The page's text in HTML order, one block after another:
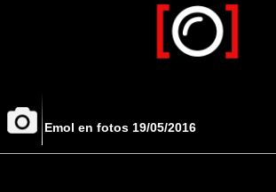
Emol en fotos 19/05/2016